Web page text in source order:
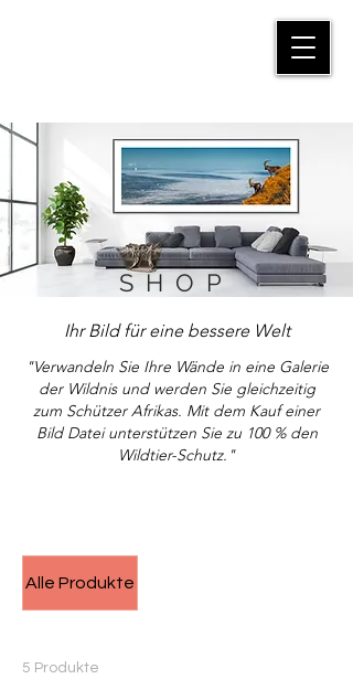
SHOP
Ihr Bild für eine bessere Welt
"Verwandeln Sie Ihre Wände in eine Galerie
der Wildnis und werden Sie gleichzeitig
zum Schützer Afrikas. Mit dem Kauf einer
Bild Datei unterstützen Sie zu 100 % den
Wildtier-Schutz."
Alle Produkte
5 Produkte